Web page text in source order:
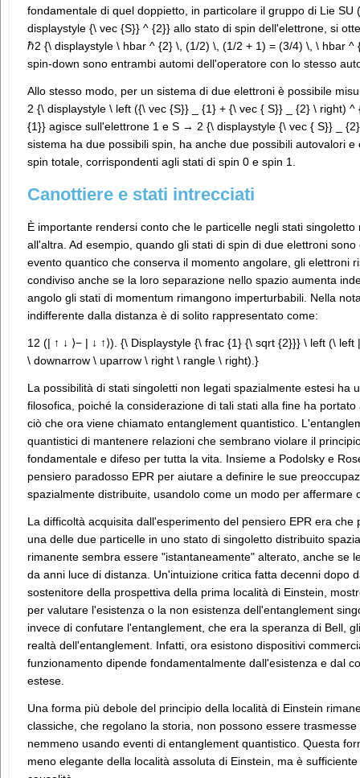
fondamentale di quel doppietto, in particolare il gruppo di Lie
displaystyle {\ vec {S}} ^ {2}} allo stato di spin dell'elettrone, si
ℏ2 {\ displaystyle \ hbar ^ {2} \, (1/2) \, (1/2 + 1) = (3/4) \, \ hbar
spin-down sono entrambi automi dell'operatore con lo stesso
Allo stesso modo, per un sistema di due elettroni è possibile
2 {\ displaystyle \ left ({\ vec {S}} _ {1} + {\ vec { S}} _ {2} \ right)
{1}} agisce sull'elettrone 1 e S → 2 {\ displaystyle {\ vec { S}} _
sistema ha due possibili spin, ha anche due possibili autovalori
spin totale, corrispondenti agli stati di spin 0 e spin 1.
Canottiere e stati intrecciati
È importante rendersi conto che le particelle negli stati
all'altra. Ad esempio, quando gli stati di spin di due elettroni
evento quantico che conserva il momento angolare, gli elettroni
condiviso anche se la loro separazione nello spazio aumenta
angolo gli stati di momentum rimangono imperturbabili. Nella
indifferente dalla distanza è di solito rappresentato come:
12 (| ↑ ↓ ⟩− | ↓ ↑⟩). {\ Displaystyle {\ frac {1} {\ sqrt {2}}} \ left (\
\ downarrow \ uparrow \ right \ rangle \ right).}
La possibilità di stati singoletti non legati spazialmente estesi ha
filosofica, poiché la considerazione di tali stati alla fine ha
ciò che ora viene chiamato entanglement quantistico.
quantistici di mantenere relazioni che sembrano violare il
fondamentale e difeso per tutta la vita. Insieme a Podolsky e
pensiero paradosso EPR per aiutare a definire le sue
spazialmente distribuite, usandolo come un modo per affermare
La difficoltà acquisita dall'esperimento del pensiero EPR era
una delle due particelle in uno stato di singoletto distribuito
rimanente sembra essere "istantaneamente" alterato, anche se
da anni luce di distanza. Un'intuizione critica fatta decenni dopo
sostenitore della prospettiva della prima località di Einstein,
per valutare l'esistenza o la non esistenza dell'entanglement
invece di confutare l'entanglement, che era la speranza di Bell,
realtà dell'entanglement. Infatti, ora esistono dispositivi
funzionamento dipende fondamentalmente dall'esistenza e dal
estese.
Una forma più debole del principio della località di Einstein
classiche, che regolano la storia, non possono essere
nemmeno usando eventi di entanglement quantistico. Questa
meno elegante della località assoluta di Einstein, ma è